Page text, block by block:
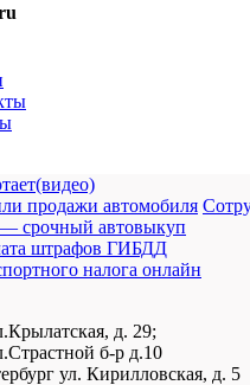
продажи автомобиля
срочный автовыкуп
штрафов ГИБДД
налога онлайн
д. 29;
б-р д.10
ул. Кирилловская, д. 5